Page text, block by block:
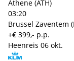
Athene (ATH)
03:20
Brussel Zaventem
+€ 399,- p.p.
Heenreis 06 okt.